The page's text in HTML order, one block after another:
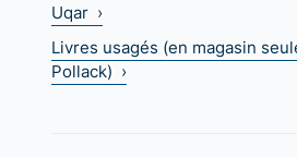
Uqar ›
Livres usagés (en magasin
Pollack) ›